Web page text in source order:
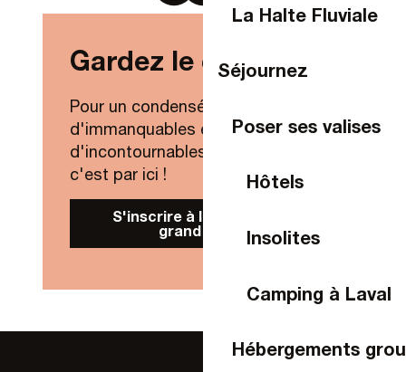
La Halte Fluviale
Séjournez
Poser ses valises
Hôtels
Insolites
Camping à Laval
Hébergements
Gardez le contact !
Pour un condensé de nouveautés,
d'immanquables et
d'incontournables de Laval Agglo,
c'est par ici !
S'inscrire à la Newsletter
grand public